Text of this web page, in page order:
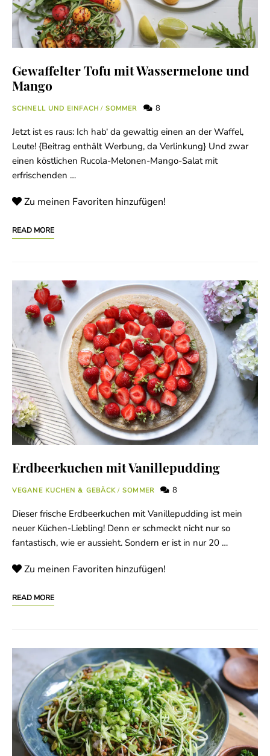
Gewaffelter Tofu mit Wassermelone und
Mango
SCHNELL UND EINFACH / SOMMER 8
Jetzt ist es raus: Ich hab‘ da gewaltig einen an der Waffel,
Leute! {Beitrag enthält Werbung, da Verlinkung} Und zwar
einen köstlichen Rucola-Melonen-Mango-Salat mit
erfrischenden …
Zu meinen Favoriten hinzufügen!
READ MORE
Erdbeerkuchen mit Vanillepudding
VEGANE KUCHEN & GEBÄCK / SOMMER 8
Dieser frische Erdbeerkuchen mit Vanillepudding ist mein
neuer Küchen-Liebling! Denn er schmeckt nicht nur so
fantastisch, wie er aussieht. Sondern er ist in nur 20 …
Zu meinen Favoriten hinzufügen!
READ MORE